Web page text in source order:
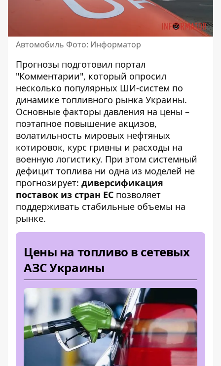
Автомобиль Фото: Информатор
Прогнозы подготовил портал
"Комментарии", который опросил
несколько популярных ШИ-систем по
динамике топливного рынка Украины.
Основные факторы давления на цены –
поэтапное повышение акцизов,
волатильность мировых нефтяных
котировок, курс гривны и расходы на
военную логистику. При этом системный
дефицит топлива ни одна из моделей не
прогнозирует: диверсификация
поставок из стран ЕС позволяет
поддерживать стабильные объемы на
рынке.
Цены на топливо в сетевых
АЗС Украины